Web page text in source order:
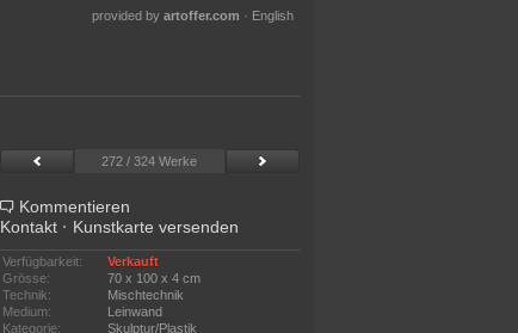
provided by artoffer.com · English
272 / 324 Werke
Kommentieren
Kontakt · Kunstkarte versenden
Verfügbarkeit:
Verkauft
Grösse:
70 x 100 x 4 cm
Technik:
Mischtechnik
Medium:
Leinwand
Kategorie:
Skulptur/Plastik